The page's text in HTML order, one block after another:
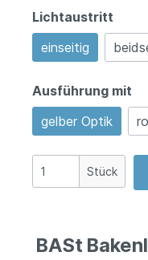
Lichtaustritt
einseitig
Ausführung mit
gelber Optik
Stück
BASt